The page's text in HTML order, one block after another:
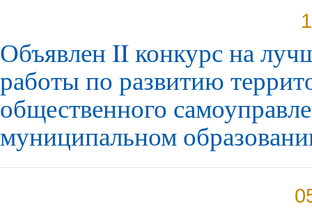
Объявлен II конкурс на
работы по развитию
общественного
муниципальном